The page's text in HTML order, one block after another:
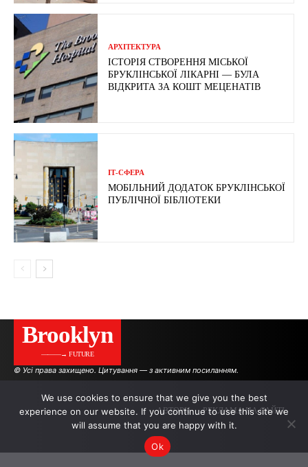
АРХІТЕКТУРА
ІСТОРІЯ СТВОРЕННЯ МІСЬКОЇ
БРУКЛІНСЬКОЇ ЛІКАРНІ — БУЛА
ВІДКРИТА ЗА КОШТ МЕЦЕНАТІВ
ІТ-СФЕРА
МОБІЛЬНИЙ ДОДАТОК БРУКЛІНСЬКОЇ
ПУБЛІЧНОЇ БІБЛІОТЕКИ
Brooklyn
———→ FUTURE
© Усі права захищено. Цитування — з активним посиланням.
АВТОРИ РЕКЛАМА НА САЙТІ
We use cookies to ensure that we give you the best
experience on our website. If you continue to use this site we
will assume that you are happy with it.
Ok